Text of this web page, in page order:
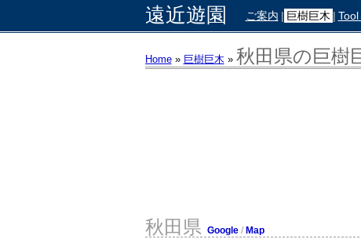
遠近遊園 ご案内 | 巨樹巨木 |
Home» 巨樹巨木 » 秋田県の巨樹
秋田県 Google/ Map